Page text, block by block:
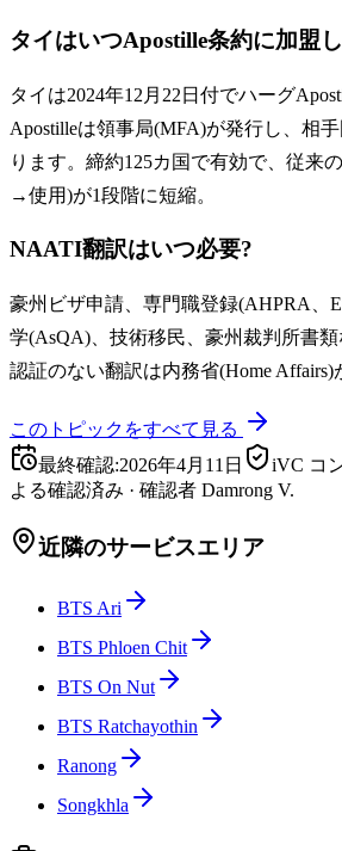
タイはいつApostille条約に加盟
タイは2024年12月22日付でハーグ
Apostilleは領事局(MFA)が発行し、相
ります。締約125カ国で有効で、従来
→使用)が1段階に短縮。
NAATI翻訳はいつ必要?
豪州ビザ申請、専門職登録(AHPRA、
学(AsQA)、技術移民、豪州裁判所書
認証のない翻訳は内務省(Home Affairs)
このトピックをすべて見る
最終確認:2026年4月11日
iVC コ
よる確認済み · 確認者 Damrong V.
近隣のサービスエリア
BTS Ari
BTS Phloen Chit
BTS On Nut
BTS Ratchayothin
Ranong
Songkhla